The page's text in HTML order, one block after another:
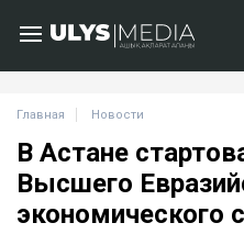
Главная Новости
В Астане
Высшего
экономического